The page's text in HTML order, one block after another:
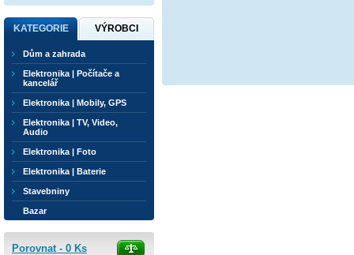
KATEGORIE VÝROBCI
Dům a zahrada
Elektronika | Počítače a
kancelář
Elektronika | Mobily, GPS
Elektronika | TV, Video,
Audio
Elektronika | Foto
Elektronika | Baterie
Stavebniny
Bazar
Porovnat - 0 Ks